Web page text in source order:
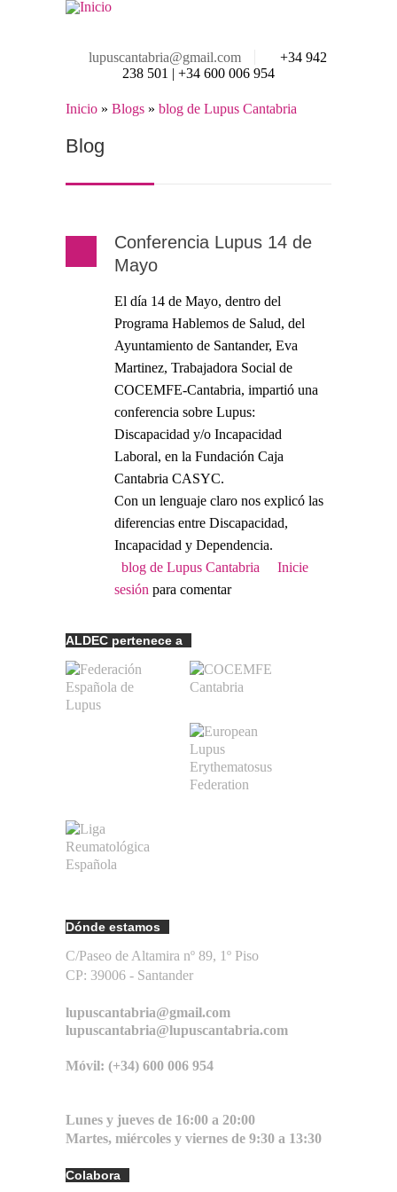
Pasar al contenido principal
lupuscantabria@gmail.com
+34 942
238 501 | +34 600 006 954
Se encuentra usted aquí
Inicio » Blogs » blog de Lupus Cantabria
Blog
Conferencia Lupus 14 de
Mayo
El día 14 de Mayo, dentro del
Programa Hablemos de Salud, del
Ayuntamiento de Santander, Eva
Martinez, Trabajadora Social de
COCEMFE-Cantabria, impartió una
conferencia sobre Lupus:
Discapacidad y/o Incapacidad
Laboral, en la Fundación Caja
Cantabria CASYC.
Con un lenguaje claro nos explicó las
diferencias entre Discapacidad,
Incapacidad y Dependencia.
blog de Lupus Cantabria
Inicie
sesión para comentar
ALDEC pertenece a
Dónde estamos
C/Paseo de Altamira nº 89, 1º Piso
CP: 39006 - Santander
lupuscantabria@gmail.com
lupuscantabria@lupuscantabria.com
Móvil: (+34) 600 006 954
Lunes y jueves de 16:00 a 20:00
Martes, miércoles y viernes de 9:30 a 13:30
Colabora